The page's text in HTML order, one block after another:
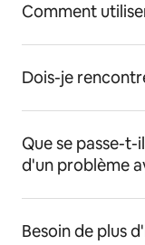
Comment
Dois-je
Que se passe-t-
d'un problème
Besoin de plus